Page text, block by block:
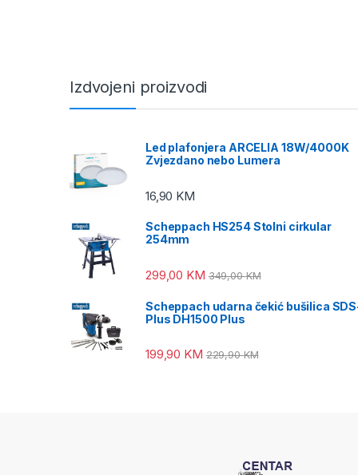
Izdvojeni proizvodi
Led plafonjera ARCELIA 18W/4000K
Zvjezdano nebo Lumera
16,90 KM
Scheppach HS254 Stolni cirkular
254mm
299,00 KM 349,00KM
Scheppach udarna čekić bušilica
Plus DH1500 Plus
199,90 KM 229,90KM